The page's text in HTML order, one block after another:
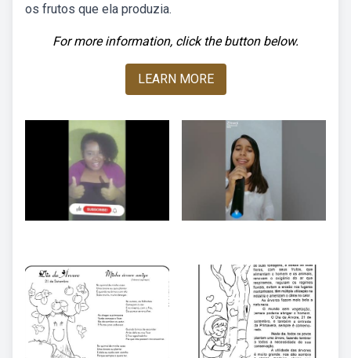
os frutos que ela produzia.
For more information, click the button below.
LEARN MORE